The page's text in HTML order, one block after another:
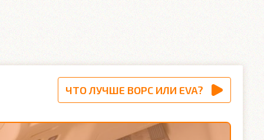
ЧТО ЛУЧШЕ ВОРС ИЛИ EVA?